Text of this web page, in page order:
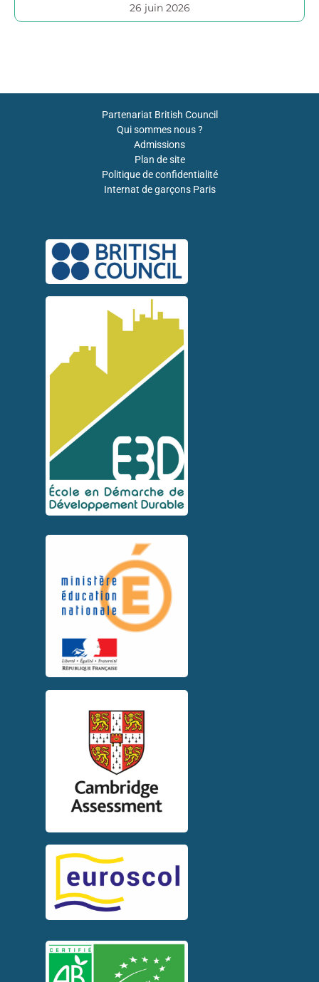
26 juin 2026
Partenariat British Council
Qui sommes nous ?
Admissions
Plan de site
Politique de confidentialité
Internat de garçons Paris